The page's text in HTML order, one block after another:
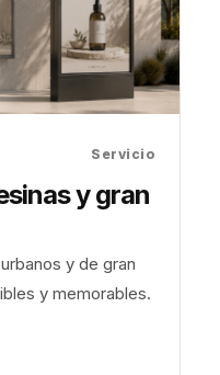
Servicio
y gran
y de gran
y memorables.